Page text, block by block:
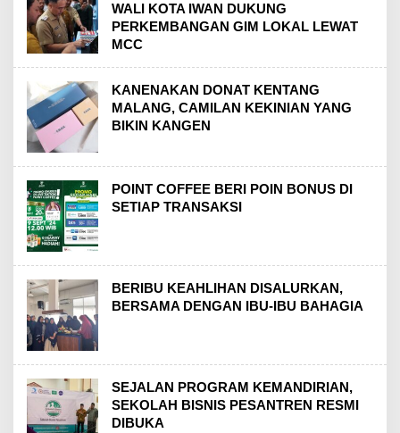
WALI KOTA IWAN DUKUNG
PERKEMBANGAN GIM LOKAL LEWAT
MCC
KANENAKAN DONAT KENTANG
MALANG, CAMILAN KEKINIAN YANG
BIKIN KANGEN
POINT COFFEE BERI POIN BONUS DI
SETIAP TRANSAKSI
BERIBU KEAHLIHAN DISALURKAN,
BERSAMA DENGAN IBU-IBU BAHAGIA
SEJALAN PROGRAM KEMANDIRIAN,
SEKOLAH BISNIS PESANTREN RESMI
DIBUKA